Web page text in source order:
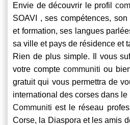
Envie de découvrir le profil
SOAVI , ses compétences,
et formation, ses langues
sa ville et pays de résidence et
Rien de plus simple. Il vous
votre compte communiti ou
gratuit qui vous permettra de
international des corses dans le
Communiti est le réseau
Corse, la Diaspora et les amis